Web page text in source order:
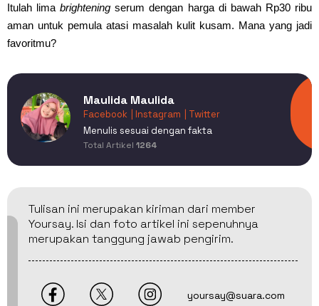
Itulah limabrightening serum dengan harga di bawah Rp30 ribu
aman untuk pemula atasi masalah kulit kusam. Mana yang jadi
favoritmu?
Maulida Maulida
Facebook | Instagram
| Twitter
Menulis sesuai dengan fakta
Total Artikel 1264
Tulisan ini merupakan kiriman dari member
Yoursay. Isi dan foto artikel ini sepenuhnya
merupakan tanggung jawab pengirim.
yoursay@suara.com